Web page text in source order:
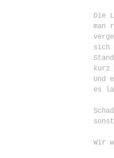
Die
man
sich
kurz
Und
es
Wir